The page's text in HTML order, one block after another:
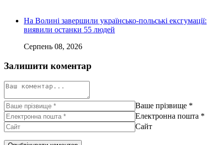
На Волині завершили українсько-польські ексгумації:
виявили останки 55 людей
Серпень 08, 2026
Залишити коментар
Ваше прізвище *
Електронна пошта *
Сайт